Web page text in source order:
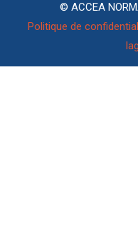
© ACCEA
Politique de